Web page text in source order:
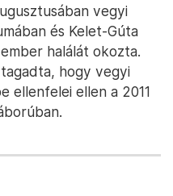
vegyi
és Kelet-Gúta
halálát okozta.
hogy vegyi
ellen a 2011